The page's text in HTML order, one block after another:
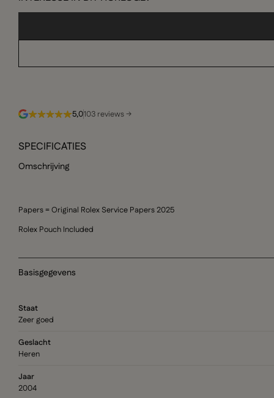
5,0103 reviews →
SPECIFICATIES
Omschrijving
Papers = Original Rolex Service Papers 2025
Rolex Pouch Included
Basisgegevens
Staat
Zeer goed
Geslacht
Heren
Jaar
2004